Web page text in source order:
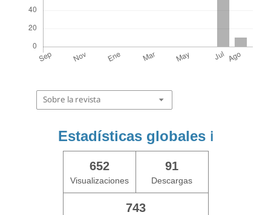
Sobre la revista
Estadísticas globales ℹ️
652
Visualizaciones
91
Descargas
743